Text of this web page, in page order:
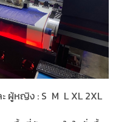
ผู้หญิง : S M L XL 2XL